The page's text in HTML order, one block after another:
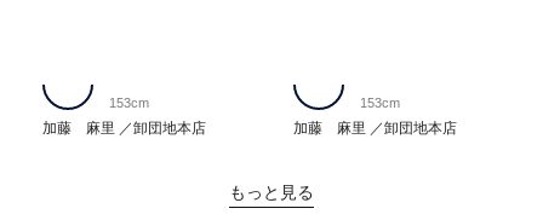
加藤 麻里 卸団地本店
153cm
加藤 麻里 卸団地本店
153cm
もっと見る